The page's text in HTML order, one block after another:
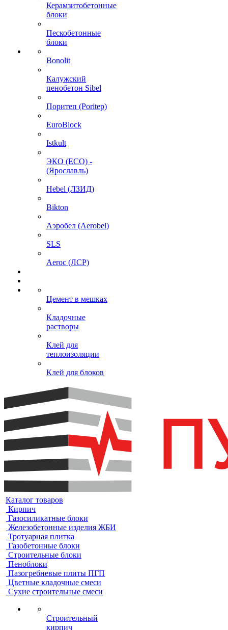
Керамзитобетонные
блоки
Пескобетонные
блоки
Bonolit
Калужский
пенобетон Sibel
Поритеп (Poritep)
EuroBlock
Istkult
ЭКО (ECO) -
(Ярославль)
Hebel (ЛЗИД)
Bikton
Аэробел (Aerobel)
SLS
Aeroc (ЛСР)
Цемент в мешках
Кладочные
растворы
Клей для
теплоизоляции
Клей для блоков
Каталог товаров
Кирпич
Газосиликатные блоки
Железобетонные изделия ЖБИ
Тротуарная плитка
Газобетонные блоки
Строительные блоки
Пеноблоки
Пазогребневые плиты ПГП
Цветные кладочные смеси
Сухие строительные смеси
Строительный
кирпич